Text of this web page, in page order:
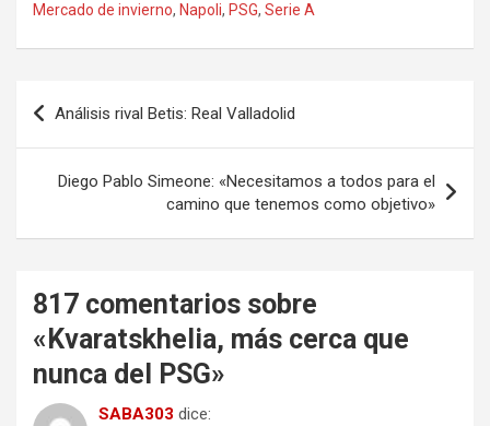
Mercado de invierno, Napoli, PSG, Serie A
Navegación
de
entradas
Análisis rival Betis: Real Valladolid
Diego Pablo Simeone: «Necesitamos a todos para el
camino que tenemos como objetivo»
817 comentarios sobre
« Kvaratskhelia, más cerca que
nunca del PSG»
SABA303 dice: